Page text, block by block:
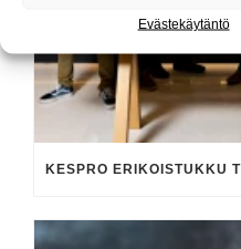
Evästekäytäntö